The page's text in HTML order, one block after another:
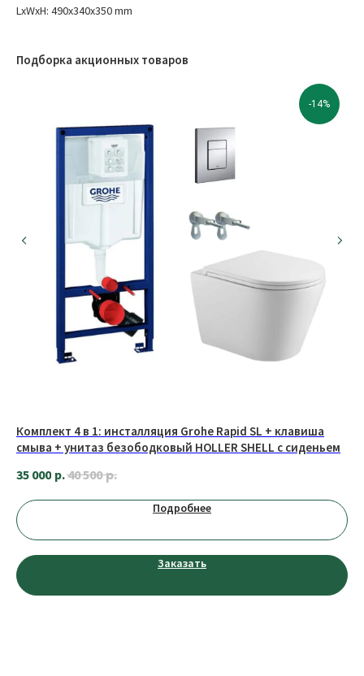
LxWxH: 490x340x350 mm
Подборка акционных товаров
-14%
Комплект 4 в 1: инсталляция Grohe Rapid SL + клавиша
смыва + унитаз безободковый HOLLER SHELL с сиденьем
35 000 р.40 500 р.
Подробнее
Заказать
МЫ В СОЦИАЛЬНЫХ СЕТЯХ
Оплата
Доставка
Обмен и возврат
Сотрудничество
Телефон: